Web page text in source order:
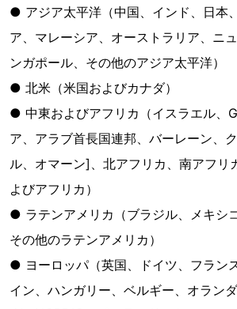
● アジア太平洋（中国、インド、日本
ア、マレーシア、オーストラリア、ニ
ンガポール、その他のアジア太平洋）
● 北米（米国およびカナダ）
● 中東およびアフリカ（イスラエル、
ア、アラブ首長国連邦、バーレーン、
ル、オマーン]、北アフリカ、南アフリ
よびアフリカ）
● ラテンアメリカ（ブラジル、メキシ
その他のラテンアメリカ）
● ヨーロッパ（英国、ドイツ、フラン
イン、ハンガリー、ベルギー、オラン